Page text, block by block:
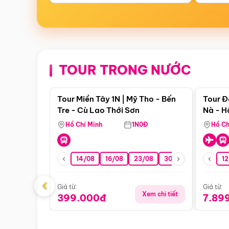
TOUR TRONG NƯỚC
Điểm nổi bật
Tour Miền Tây 1N | Mỹ Tho - Bến
Tre - Cù Lao Thới Sơn
Hồ Chí Minh 1N0Đ
14/08 16/08 23/08 30/08 06/09
Giá từ:
399.000đ Xem chi tiết
Tour
Nà -
Nha
Hồ
Giá từ:
‹